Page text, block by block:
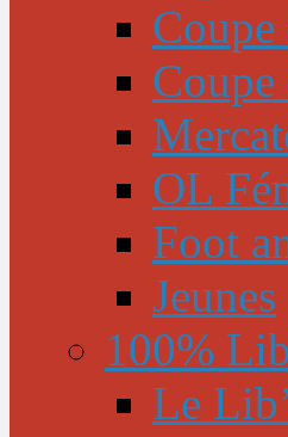
Coupe
OL
Foot
Jeunes
100%
Le